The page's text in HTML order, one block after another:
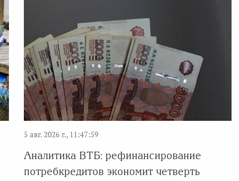
5 авг. 2026 г., 11:47:59
Аналитика ВТБ: рефинансирование
потребкредитов экономит четверть